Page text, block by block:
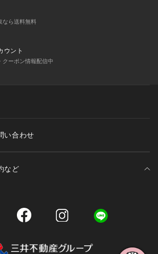
なら送料無料
ウント
クーポン情報配信中
い合わせ
など